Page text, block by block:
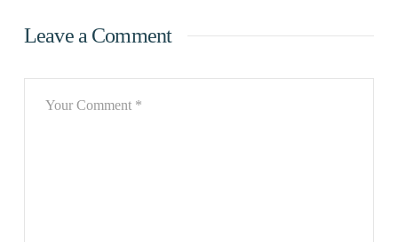
Leave a Comment